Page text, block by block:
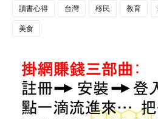
讀書心得 台灣 移民 教育
美食